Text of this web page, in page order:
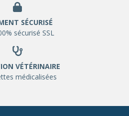
SÉCURISÉ
sécurisé SSL
VÉTÉRINAIRE
médicalisées